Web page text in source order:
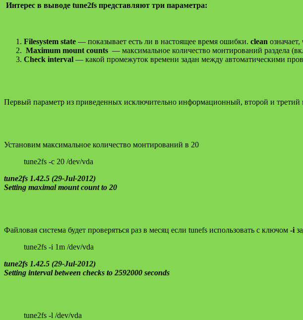
Интерес в выводе tune2fs представляют три параметра:
Filesystem state — показывает есть ли в настоящее время ошибки. clean
Maximum mount counts — максимальное количество монтирований раздела
Check interval — какой промежуток времени задан между автоматическими
Первый параметр из приведенных исключительно информационный, второй и третий
Установим максимальное количество монтирований в 20
tune2fs -c 20 /dev/vda
tune2fs 1.42.5 (29-Jul-2012)
Setting maximal mount count to 20
Файловая система будет проверяться раз в месяц если tunefs использовать с ключом -i
tune2fs -i 1m /dev/vda
tune2fs 1.42.5 (29-Jul-2012)
Setting interval between checks to 2592000 seconds
tune2fs -l /dev/vda